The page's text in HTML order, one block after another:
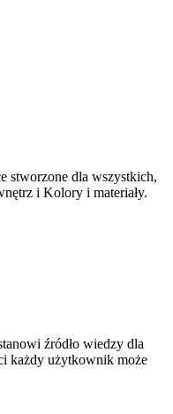
stworzone dla wszystkich,
i Kolory i materiały.
źródło wiedzy dla
każdy użytkownik może